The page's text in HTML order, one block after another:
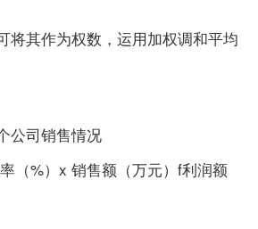
其作为权数，运用加权调和平均
司销售情况
%）x 销售额（万元）f利润额